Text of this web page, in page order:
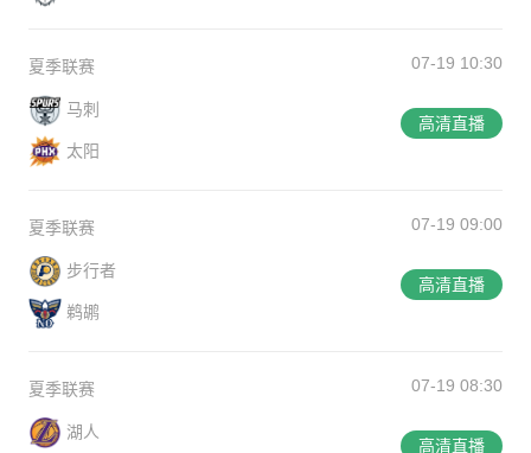
夏季联赛 07-19 10:30
马刺
太阳
高清直播
夏季联赛 07-19 09:00
步行者
鹈鹕
高清直播
夏季联赛 07-19 08:30
湖人
高清直播